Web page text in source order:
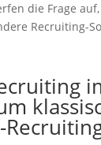
die Frage
Recruiting-